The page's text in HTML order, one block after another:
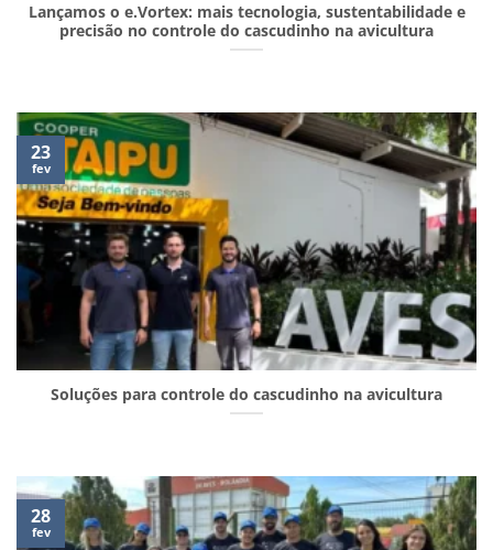
Lançamos o e.Vortex: mais tecnologia, sustentabilidade e
precisão no controle do cascudinho na avicultura
Soluções para controle do cascudinho na avicultura
23
fev
28
fev